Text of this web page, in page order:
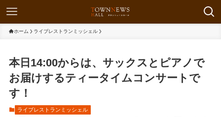
ホーム ライブレストランミッシェル
本日14:00からは、サックスとピアノで
お届けするティータイムコンサートで
す！
ライブレストランミッシェル